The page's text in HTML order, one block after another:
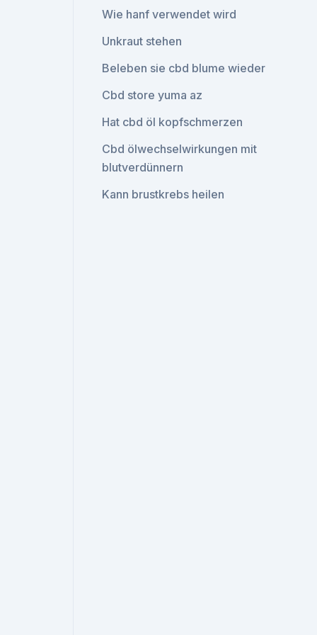
Wie hanf verwendet wird
Unkraut stehen
Beleben sie cbd blume wieder
Cbd store yuma az
Hat cbd öl kopfschmerzen
Cbd ölwechselwirkungen mit
blutverdünnern
Kann brustkrebs heilen